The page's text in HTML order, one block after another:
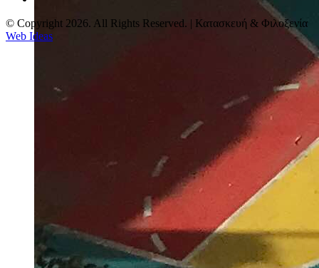
© Copyright 2026. All Rights Reserved. | Κατασκευή & Φιλοξενία
Web Ideas